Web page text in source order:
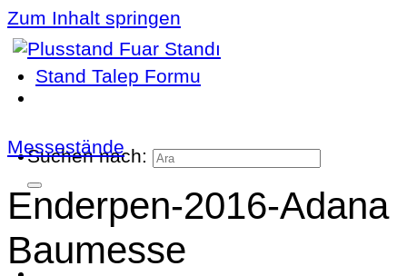
Zum Inhalt springen
Stand Talep Formu
Suchen nach:
Messestände
Enderpen-2016-Adana
Baumesse